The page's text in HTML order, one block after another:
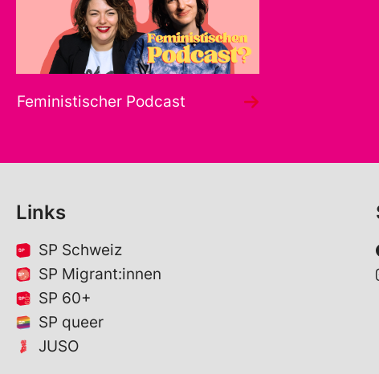
Feministischer Podcast
Links
SP Schweiz
SP Migrant:innen
SP 60+
SP queer
JUSO